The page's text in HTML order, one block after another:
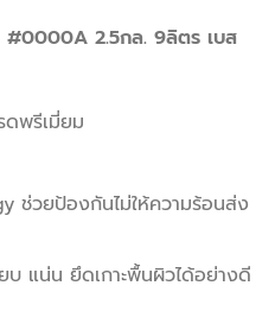
2.5กล. 9ลิตร เบส
พรีเมี่ยม
ช่วยป้องกันไม่ให้ความร้อนส่ง
บ แน่น ยึดเกาะพื้นผิวได้อย่างดี